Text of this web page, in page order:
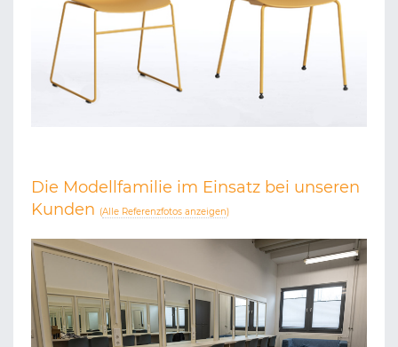
Die Modellfamilie im Einsatz bei unseren
Kunden (Alle Referenzfotos anzeigen)